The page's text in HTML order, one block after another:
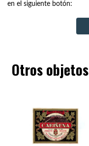
en el siguiente botón:
Otros